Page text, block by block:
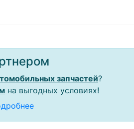
запчастей?
на выгодных условиях!